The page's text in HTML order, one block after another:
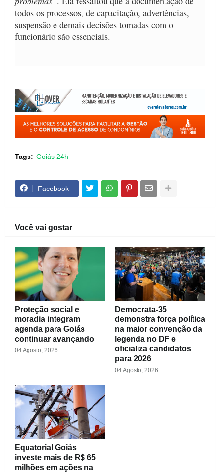
todos os processos, de capacitação, advertências,
suspensão e demais decisões tomadas com o
funcionário são essenciais.
Tags: Goiás 24h
Facebook
Você vai gostar
Proteção social e
moradia integram
agenda para Goiás
continuar avançando
04 Agosto, 2026
Democrata-35
demonstra força política
na maior convenção da
legenda no DF e
oficializa candidatos
para 2026
04 Agosto, 2026
Equatorial Goiás
investe mais de R$ 65
milhões em ações na